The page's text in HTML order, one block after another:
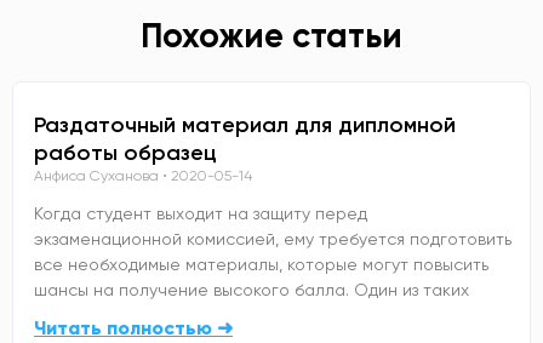
Похожие статьи
Раздаточный материал для дипломной
работы образец
Анфиса Суханова 2020-05-14
Когда студент выходит на защиту перед
экзаменационной комиссией, ему требуется подготовить
все необходимые материалы, которые могут повысить
шансы на получение высокого балла. Один из таких
Читать полностью ➜